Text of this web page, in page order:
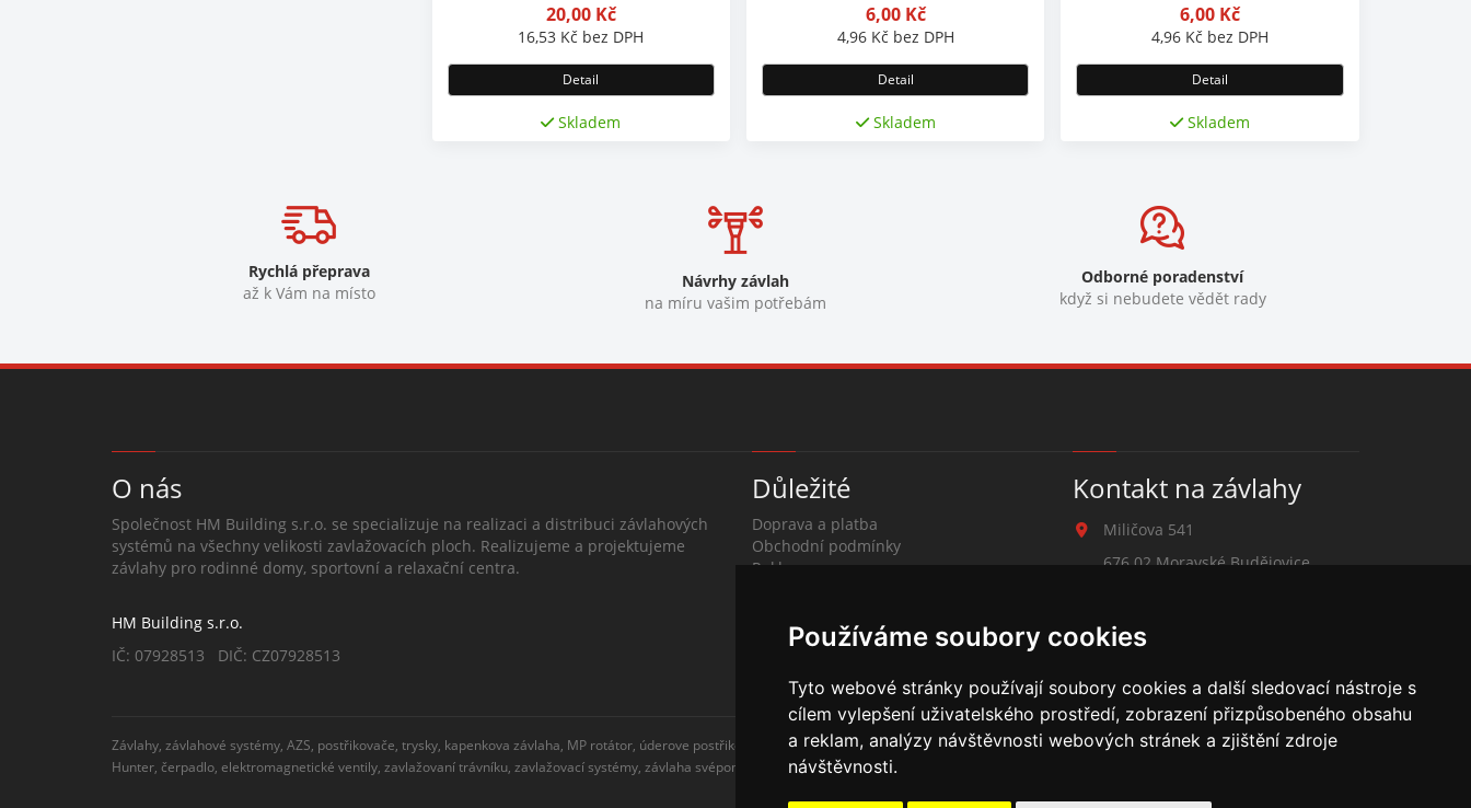
Používáme soubory cookies
Tyto webové stránky používají soubory cookies a další sledovací nástroje s
cílem vylepšení uživatelského prostředí, zobrazení přizpůsobeného obsahu
a reklam, analýzy návštěvnosti webových stránek a zjištění zdroje
návštěvnosti.
20,00 Kč
16,53 Kč bez DPH
Detail
Skladem
6,00 Kč
4,96 Kč bez DPH
Detail
Skladem
6,00 Kč
4,96 Kč bez DPH
Detail
Skladem
Rychlá přeprava
až k Vám na místo
Návrhy závlah
na míru vašim potřebám
Odborné poradenství
když si nebudete vědět rady
O nás
Společnost HM Building s.r.o. se specializuje na realizaci a distribuci závlahových
systémů na všechny velikosti zavlažovacích ploch. Realizujeme a projektujeme
závlahy pro rodinné domy, sportovní a relaxační centra.
HM Building s.r.o.
IČ: 07928513 DIČ: CZ07928513
Důležité
Doprava a platba
Obchodní podmínky
Reklamace
Kontakt na závlahy
Miličova 541
676 02 Moravské Budějovice
Závlahy, závlahové systémy, AZS, postřikovače, trysky, kapenkova závlaha, MP rotátor, úderove postřikovače, automatické zavlažovaní, kapkovací potrubí, mikrozávlaha, zahradní hadice, zahradní sloupky,
Hunter, čerpadlo, elektromagnetické ventily, zavlažovaní trávníku, zavlažovací systémy, závlaha svépomocí, rozvodné potrubí, čidlo srážek